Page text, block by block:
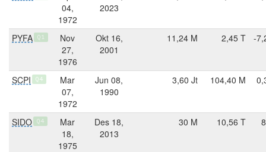
04,
1972
2023
PYFA Q1
Nov
27,
1976
Okt 16,
2001
11,24 M 2,45 T -
SCPI Q4
Mar
07,
1972
Jun 08,
1990
3,60 Jt 104,40 M
SIDO Q4
Mar
18,
1975
Des 18,
2013
30 M 10,56 T